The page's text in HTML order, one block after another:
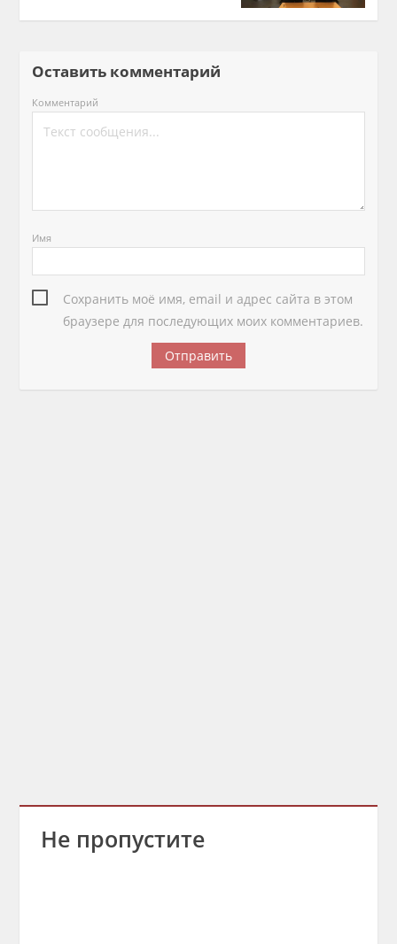
Оставить комментарий
Комментарий
Имя
Сохранить моё имя, email и адрес сайта в этом
браузере для последующих моих комментариев.
Не пропустите